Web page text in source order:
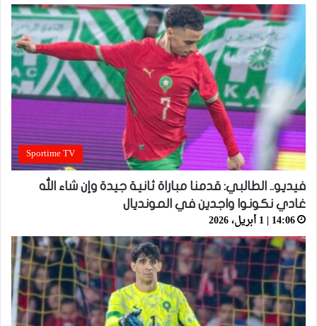
Sportime TV
فيديو.. الطالبي: قدمنا مباراة ثانية جيدة وإن شاء الله
غادي نكونوا واجدين في المونديال
14:06 | 1 أبريل، 2026